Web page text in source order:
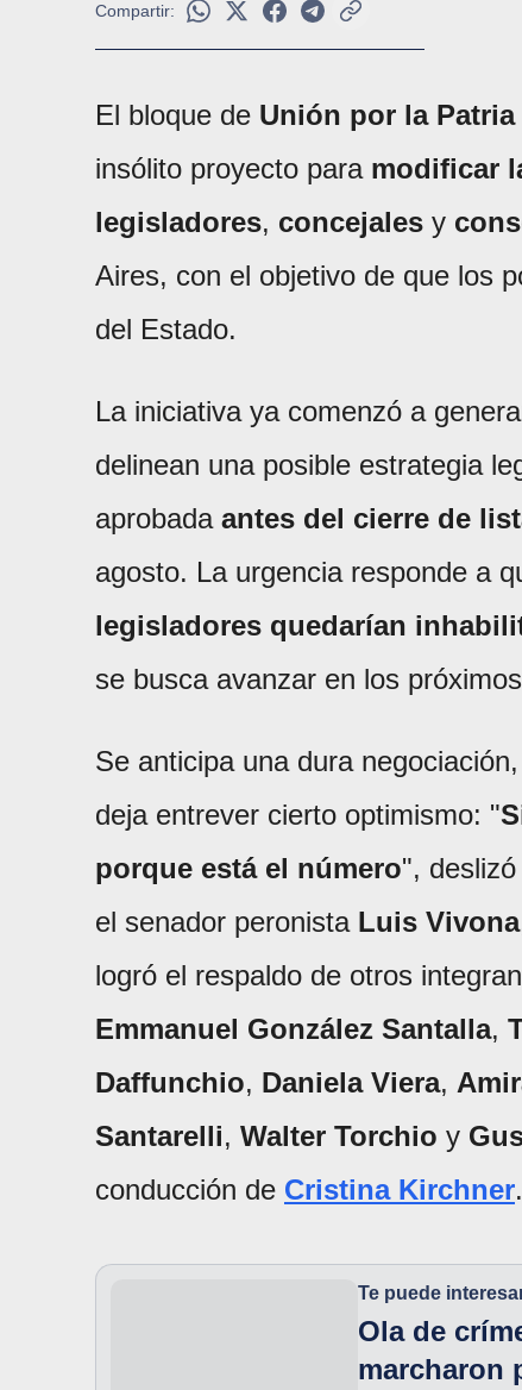
Compartir:
El bloque de Unión por la Patria
insólito proyecto para modificar
legisladores, concejales y
Aires, con el objetivo de que los
del Estado.
La iniciativa ya comenzó a
delinean una posible estrategia
aprobada antes del cierre de
agosto. La urgencia responde a
legisladores quedarían
se busca avanzar en los
Se anticipa una dura
deja entrever cierto optimismo: "
porque está el número",
el senador peronista Luis Vivona
logró el respaldo de otros
Emmanuel González Santalla,
Daffunchio, Daniela Viera,
Santarelli, Walter Torchio y
conducción de Cristina Kirchner.
Te puede
Ola de
marcharon